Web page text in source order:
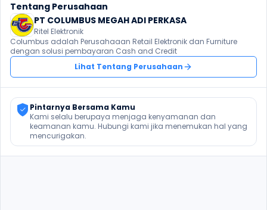
Tentang Perusahaan
PT COLUMBUS MEGAH ADI PERKASA
Ritel Elektronik
Columbus adalah Perusahaaan Retail Elektronik dan Furniture
dengan solusi pembayaran Cash and Credit
Lihat Tentang Perusahaan
Pintarnya Bersama Kamu
Kami selalu berupaya menjaga kenyamanan dan
keamanan kamu. Hubungi kami jika menemukan hal yang
mencurigakan.